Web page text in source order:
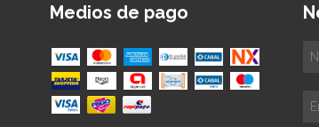
Medios de pago